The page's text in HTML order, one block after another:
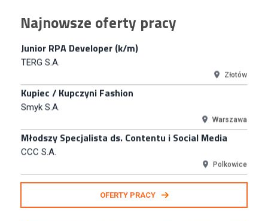
Najnowsze oferty pracy
TERG S.A.
Kupiec / Kupczyni Fashion
Smyk S.A.
Warszawa
Młodszy Specjalista ds. Contentu i Social Media
CCC S.A.
Polkowice
Specjalista ds. Rozwoju Systemów IT (km)
N2H Sp. z o.o.
Kraków
Zastępca Kierownika Salonu CH Riviera (m/k)
OFERTY PRACY